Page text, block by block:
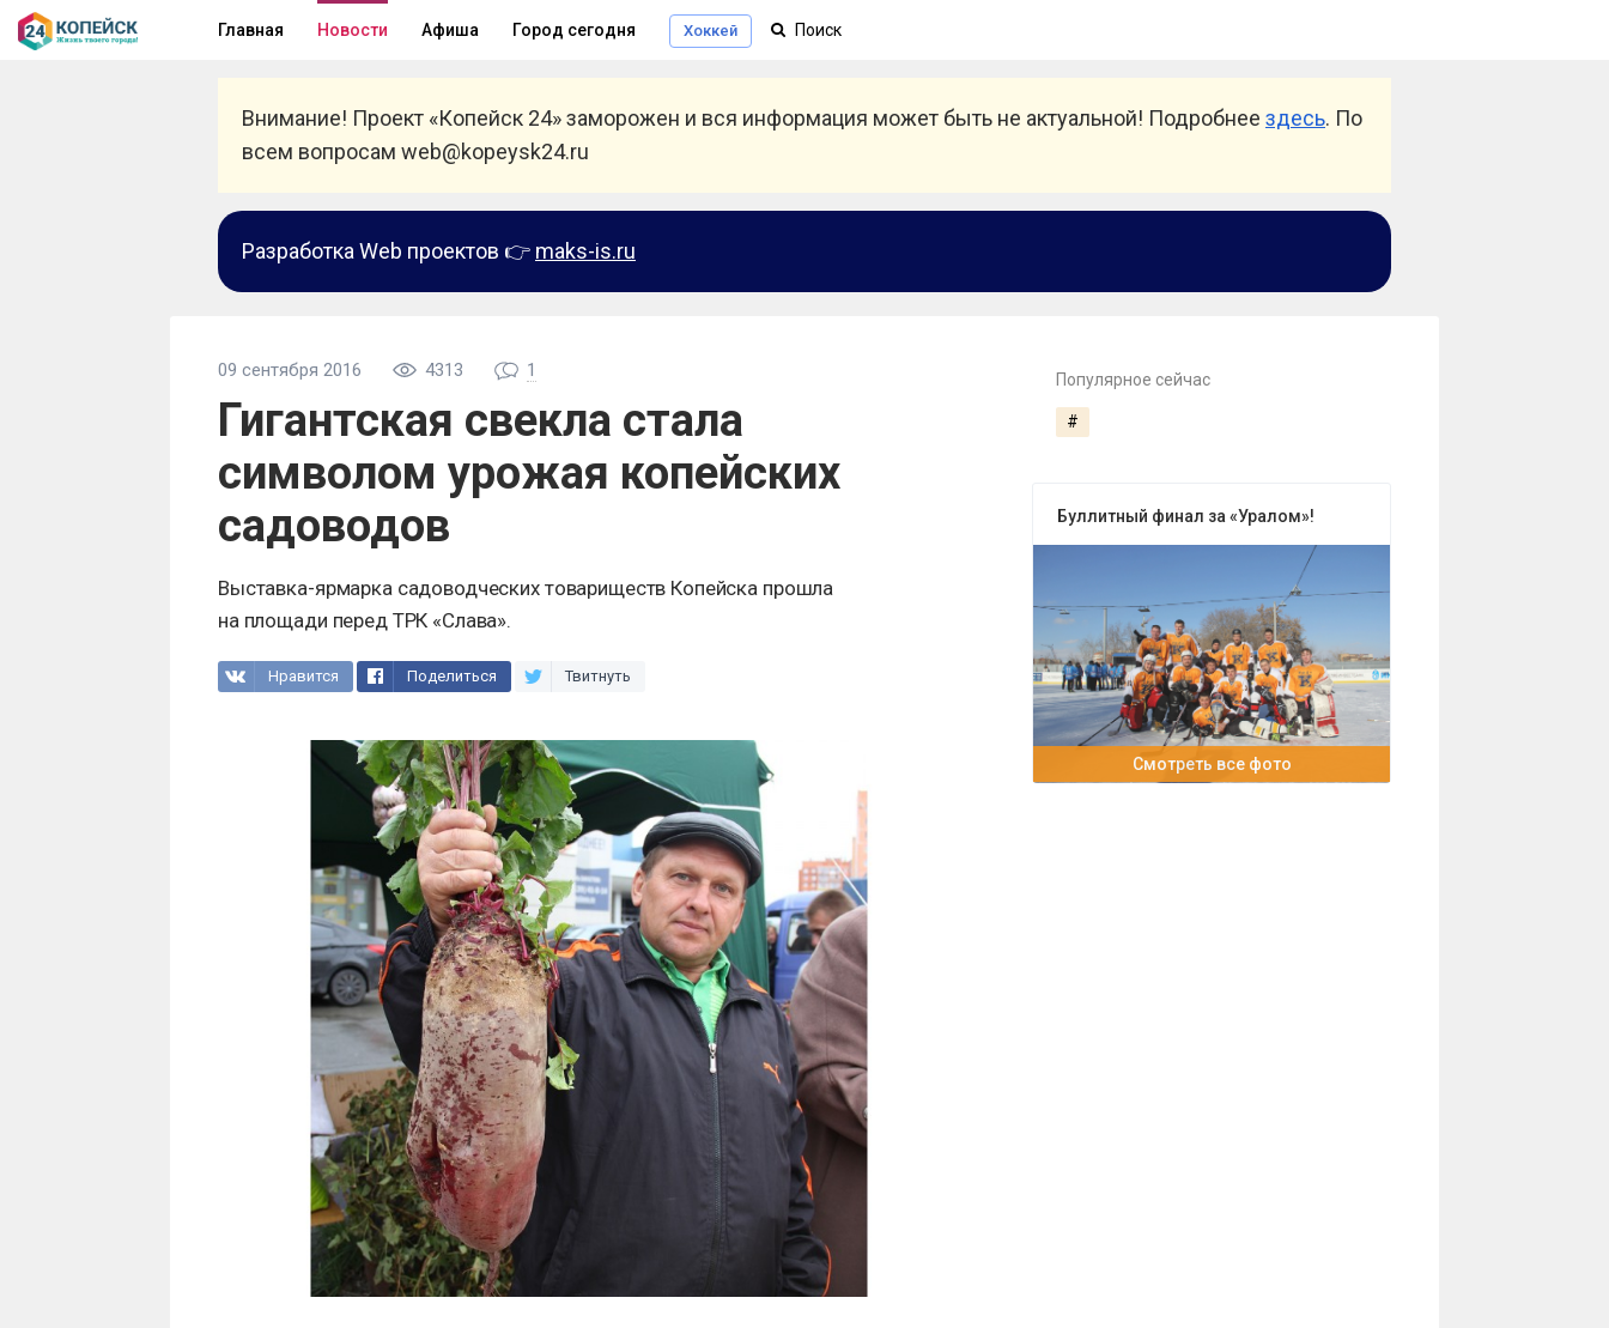
Главная Новости Афиша Город сегодня Хоккей
Внимание! Проект «Копейск 24» заморожен и вся информация может быть не актуальной! Подробнее здесь. По
всем вопросам web@kopeysk24.ru
Разработка Web проектов 👉 maks-is.ru
Популярное сейчас
#
Буллитный финал за «Уралом»!
Смотреть все фото
09 сентября 2016 4313 1
Гигантская свекла стала
символом урожая копейских
садоводов
Выставка-ярмарка садоводческих товариществ Копейска прошла
на площади перед ТРК «Слава».
Нравится Поделиться Твитнуть